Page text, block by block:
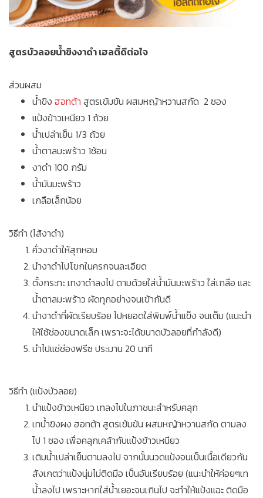
สูตรบัวลอยน้ำขิงงาดำ เฮลตี้ดีต่อใจ
ส่วนผสม
น้ำขิง ฮอทต้า สูตรเข้มข้น ผสมหญ้าหวานสกัด 2 ซอง
แป้งข้าวเหนียว 1 ถ้วย
น้ำเปล่าเย็น 1/3 ถ้วย
น้ำตาลมะพร้าว 1ช้อน
งาดำ 100 กรัม
น้ำมันมะพร้าว
เกลือเล็กน้อย
วิธีทำ (ไส้งาดำ)
คั่วงาดำให้สุกหอม
นำงาดำไปโขกในครกจนละเอียด
ตั้งกระทะ เทงาดำลงไป ตามด้วยใส่น้ำมันมะพร้าว ใส่เกลือ และ
น้ำตาลมะพร้าว ผัดทุกอย่างจนเข้ากันดี
นำงาดำที่ผัดเรียบร้อย ไปหยอดใส่พิมพ์น้ำแข็ง จนเต็ม (แนะนำ
ให้ใช้ช่องขนาดเล็ก เพราะจะได้ขนาดบัวลอยที่กำลังดี)
นำไปแช่ช่องฟรีซ ประมาน 20 นาที
วิธีทำ (แป้งบัวลอย)
นำแป้งข้าวเหนียว เทลงไปในภาชนะสำหรับคลุก
เทน้ำขิงผง ฮอทต้า สูตรเข้มข้น ผสมหญ้าหวานสกัด ตามลง
ไป 1 ซอง เพื่อคลุกเคล้ากับแป้งข้าวเหนียว
เติมน้ำเปล่าเย็นตามลงไป จากนั้นนวดแป้งจนเป็นเนื้อเดียวกัน
สังเกตว่าแป้งนุ่มไม่ติดมือ เป็นอันเรียบร้อย (แนะนำให้ค่อยๆเท
น้ำลงไป เพราะหากใส่น้ำเยอะจนเกินไป จะทำให้แป้งแฉะ ติดมือ